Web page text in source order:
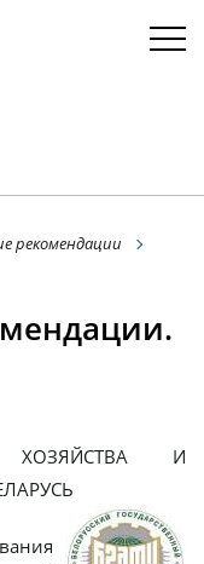
рекомендации
ХОЗЯЙСТВА И